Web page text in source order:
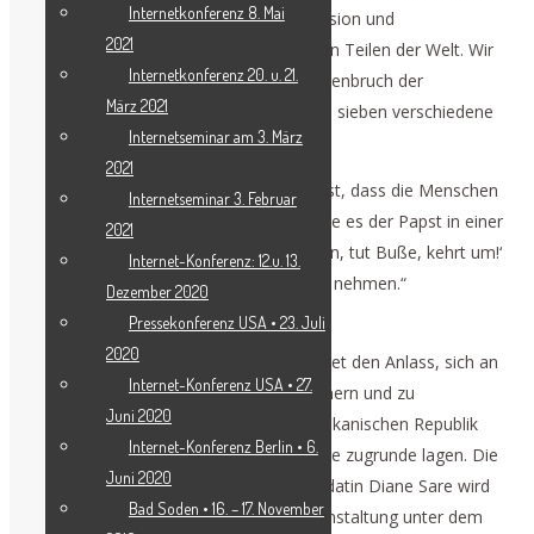
des Finanzsystems, einer tiefen Depression und
unkontrollierten Kriegsszenarien in vielen Teilen der Welt. Wir
stehen vor einem potenziellen Zusammenbruch der
Zivilisation, ausgelöst durch fünf, sechs, sieben verschiedene
Faktoren.
„Ich denke, die einzige Antwort darauf ist, dass die Menschen
aufwachen und ‚Halt!‘ sagen müssen, wie es der Papst in einer
seiner Ansprachen gesagt hat: ‚Haltet ein, tut Buße, kehrt um!‘
Diese Worte sollte sich jeder zu Herzen nehmen.“
Der 250. Jahrestag der amerikanischen
Unabhängigkeitserklärung am 4. Juli bietet den Anlass, sich an
die universell gültigen Prinzipien zu erinnern und zu
bekräftigen, die der Gründung der amerikanischen Republik
und ihrem Sieg über das Britische Empire zugrunde lagen. Die
unabhängige US-Präsidentschaftskandidatin Diane Sare wird
am 5. Juli dazu in Philadelphia eine Veranstaltung unter dem
Internetkonferenz 8. Mai
2021
Internetkonferenz 20. u. 21.
März 2021
Internetseminar am 3. März
2021
Internetseminar 3. Februar
2021
Internet-Konferenz: 12.u. 13.
Dezember 2020
Pressekonferenz USA • 23. Juli
2020
Internet-Konferenz USA • 27.
Juni 2020
Internet-Konferenz Berlin • 6.
Juni 2020
Bad Soden • 16. – 17. November